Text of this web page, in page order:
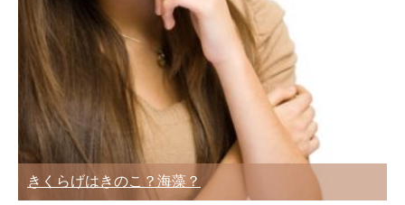
きくらげはきのこ？海藻？